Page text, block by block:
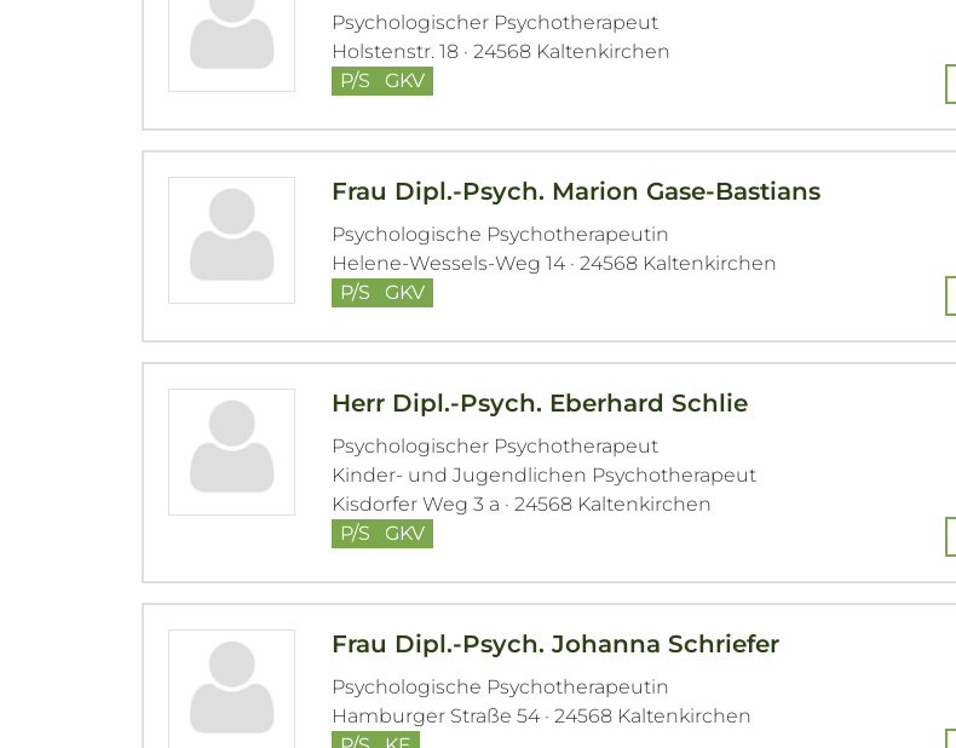
Psychologischer Psychotherapeut
Holstenstr. 18 · 24568 Kaltenkirchen
P/S
GKV
Frau Dipl.-Psych. Marion Gase-Bastians
Psychologische Psychotherapeutin
Helene-Wessels-Weg 14 · 24568 Kaltenkirchen
P/S
GKV
Herr Dipl.-Psych. Eberhard Schlie
Psychologischer Psychotherapeut
Kinder- und Jugendlichen Psychotherapeut
Kisdorfer Weg 3 a · 24568 Kaltenkirchen
P/S
GKV
Frau Dipl.-Psych. Johanna Schriefer
Psychologische Psychotherapeutin
Hamburger Straße 54 · 24568 Kaltenkirchen